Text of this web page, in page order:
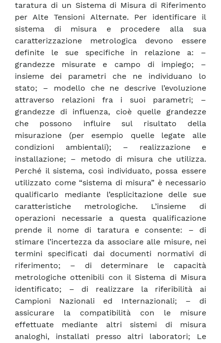
taratura di un Sistema di Misura di Riferimento
per Alte Tensioni Alternate. Per identificare il
sistema di misura e procedere alla sua
caratterizzazione metrologica devono essere
definite le sue specifiche in relazione a: –
grandezze misurate e campo di impiego; –
insieme dei parametri che ne individuano lo
stato; – modello che ne descrive l’evoluzione
attraverso relazioni fra i suoi parametri; –
grandezze di influenza, cioè quelle grandezze
che possono influire sul risultato della
misurazione (per esempio quelle legate alle
condizioni ambientali); – realizzazione e
installazione; – metodo di misura che utilizza.
Perché il sistema, così individuato, possa essere
utilizzato come “sistema di misura” è necessario
qualificarlo mediante l’esplicitazione delle sue
caratteristiche metrologiche. L’insieme di
operazioni necessarie a questa qualificazione
prende il nome di taratura e consente: – di
stimare l’incertezza da associare alle misure, nei
termini specificati dai documenti normativi di
riferimento; – di determinare le capacità
metrologiche ottenibili con il Sistema di Misura
identificato; – di realizzare la riferibilità ai
Campioni Nazionali ed Internazionali; – di
assicurare la compatibilità con le misure
effettuate mediante altri sistemi di misura
analoghi, installati presso altri laboratori; Le